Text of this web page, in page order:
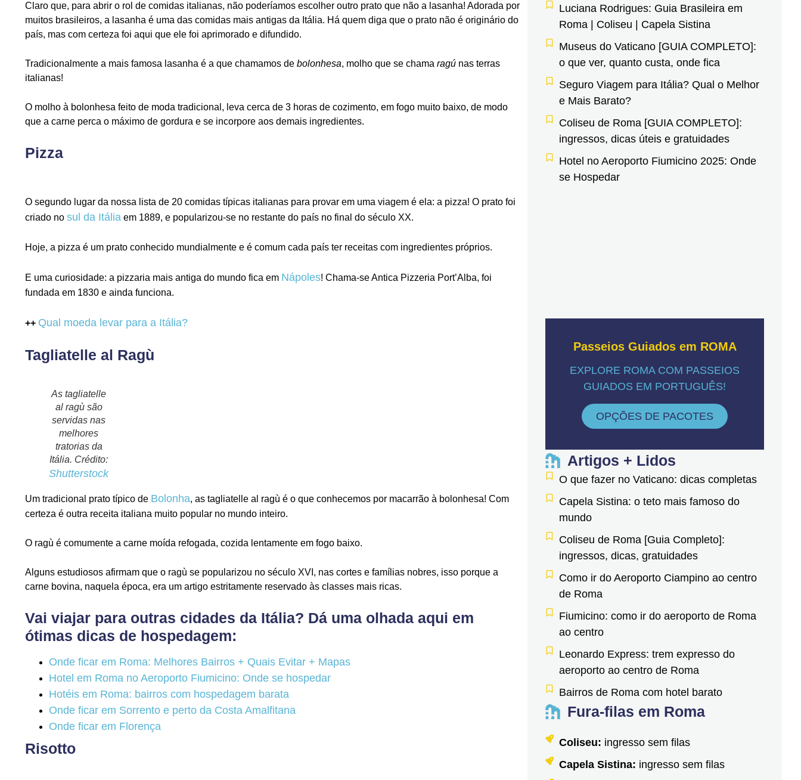
Claro que, para abrir o rol de comidas italianas, não poderíamos escolher outro prato que não a lasanha! Adorada por
muitos brasileiros, a lasanha é uma das comidas mais antigas da Itália. Há quem diga que o prato não é originário do
país, mas com certeza foi aqui que ele foi aprimorado e difundido.
Tradicionalmente a mais famosa lasanha é a que chamamos de bolonhesa, molho que se chama ragú nas terras
italianas!
O molho à bolonhesa feito de moda tradicional, leva cerca de 3 horas de cozimento, em fogo muito baixo, de modo
que a carne perca o máximo de gordura e se incorpore aos demais ingredientes.
Pizza
O segundo lugar da nossa lista de 20 comidas típicas italianas para provar em uma viagem é ela: a pizza! O prato foi
criado no sul da Itália em 1889, e popularizou-se no restante do país no final do século XX.
Hoje, a pizza é um prato conhecido mundialmente e é comum cada país ter receitas com ingredientes próprios.
E uma curiosidade: a pizzaria mais antiga do mundo fica em Nápoles! Chama-se Antica Pizzeria Port’Alba, foi
fundada em 1830 e ainda funciona.
++ Qual moeda levar para a Itália?
Tagliatelle al Ragù
As tagliatelle
al ragù são
servidas nas
melhores
tratorias da
Itália. Crédito:
Shutterstock
Um tradicional prato típico de Bolonha, as tagliatelle al ragù é o que conhecemos por macarrão à bolonhesa! Com
certeza é outra receita italiana muito popular no mundo inteiro.
O ragù é comumente a carne moída refogada, cozida lentamente em fogo baixo.
Alguns estudiosos afirmam que o ragù se popularizou no século XVI, nas cortes e famílias nobres, isso porque a
carne bovina, naquela época, era um artigo estritamente reservado às classes mais ricas.
Vai viajar para outras cidades da Itália? Dá uma olhada aqui em
ótimas dicas de hospedagem:
Onde ficar em Roma: Melhores Bairros + Quais Evitar + Mapas
Hotel em Roma no Aeroporto Fiumicino: Onde se hospedar
Hotéis em Roma: bairros com hospedagem barata
Onde ficar em Sorrento e perto da Costa Amalfitana
Onde ficar em Florença
Risotto
Luciana Rodrigues: Guia Brasileira em
Roma | Coliseu | Capela Sistina
Museus do Vaticano [GUIA COMPLETO]:
o que ver, quanto custa, onde fica
Seguro Viagem para Itália? Qual o Melhor
e Mais Barato?
Coliseu de Roma [GUIA COMPLETO]:
ingressos, dicas úteis e gratuidades
Hotel no Aeroporto Fiumicino 2025: Onde
se Hospedar
Passeios Guiados em ROMA
EXPLORE ROMA COM PASSEIOS
GUIADOS EM PORTUGUÊS!
OPÇÕES DE PACOTES
Artigos + Lidos
O que fazer no Vaticano: dicas completas
Capela Sistina: o teto mais famoso do
mundo
Coliseu de Roma [Guia Completo]:
ingressos, dicas, gratuidades
Como ir do Aeroporto Ciampino ao centro
de Roma
Fiumicino: como ir do aeroporto de Roma
ao centro
Leonardo Express: trem expresso do
aeroporto ao centro de Roma
Bairros de Roma com hotel barato
Fura-filas em Roma
Coliseu: ingresso sem filas
Capela Sistina: ingresso sem filas